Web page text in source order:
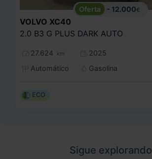
- 12.000€
VOLVO XC40
2.0 B3 G PLUS DARK AUTO
27.624 km
2025
Automático
Gasolina
ECO
Sigue explorando